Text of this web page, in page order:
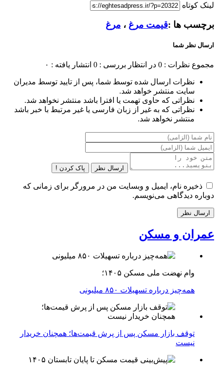
کوتاه
ها : قیمت مرغ،مرغ
نظر شما
نظرات : 0 در انتظار بررسی : 0 انتشار یافته : ۰
نظرات ارسال شده توسط شما، پس از تایید توسط مدیران
سایت منتشر خواهد شد.
نظراتی که حاوی تهمت یا افترا باشد منتشر نخواهد شد.
نظراتی که به غیر از زبان فارسی یا غیر مرتبط با خبر باشد
منتشر نخواهد شد.
ارسال نظر پاک کردن !
ذخیره نام، ایمیل و وبسایت من در مرورگر برای زمانی که
دیدگاهی می‌نویسم.
و مسکن
وام نهضت ملی مسکن ۱۴۰۵؛
همه‌چیز درباره تسهیلات ۸۵۰ میلیونی
توقف بازار مسکن پس از پرش قیمت‌ها؛ همچنان خریدار
نیست